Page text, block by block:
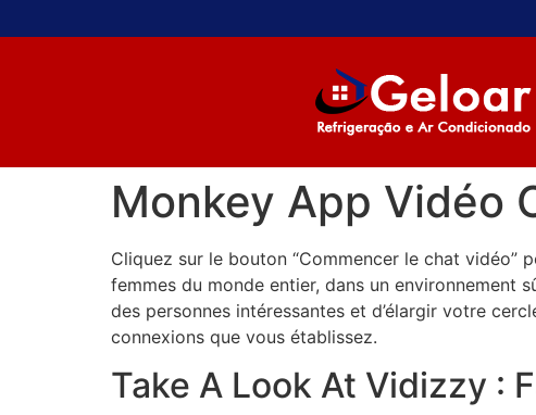
Monkey App Vidéo
Cliquez sur le bouton “Commencer le chat
femmes du monde entier, dans un environnement
des personnes intéressantes et d’élargir votre
connexions que vous établissez.
Take A Look At Vidizzy :